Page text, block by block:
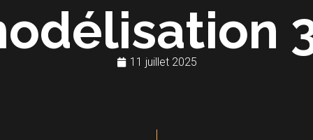
11 juillet 2025